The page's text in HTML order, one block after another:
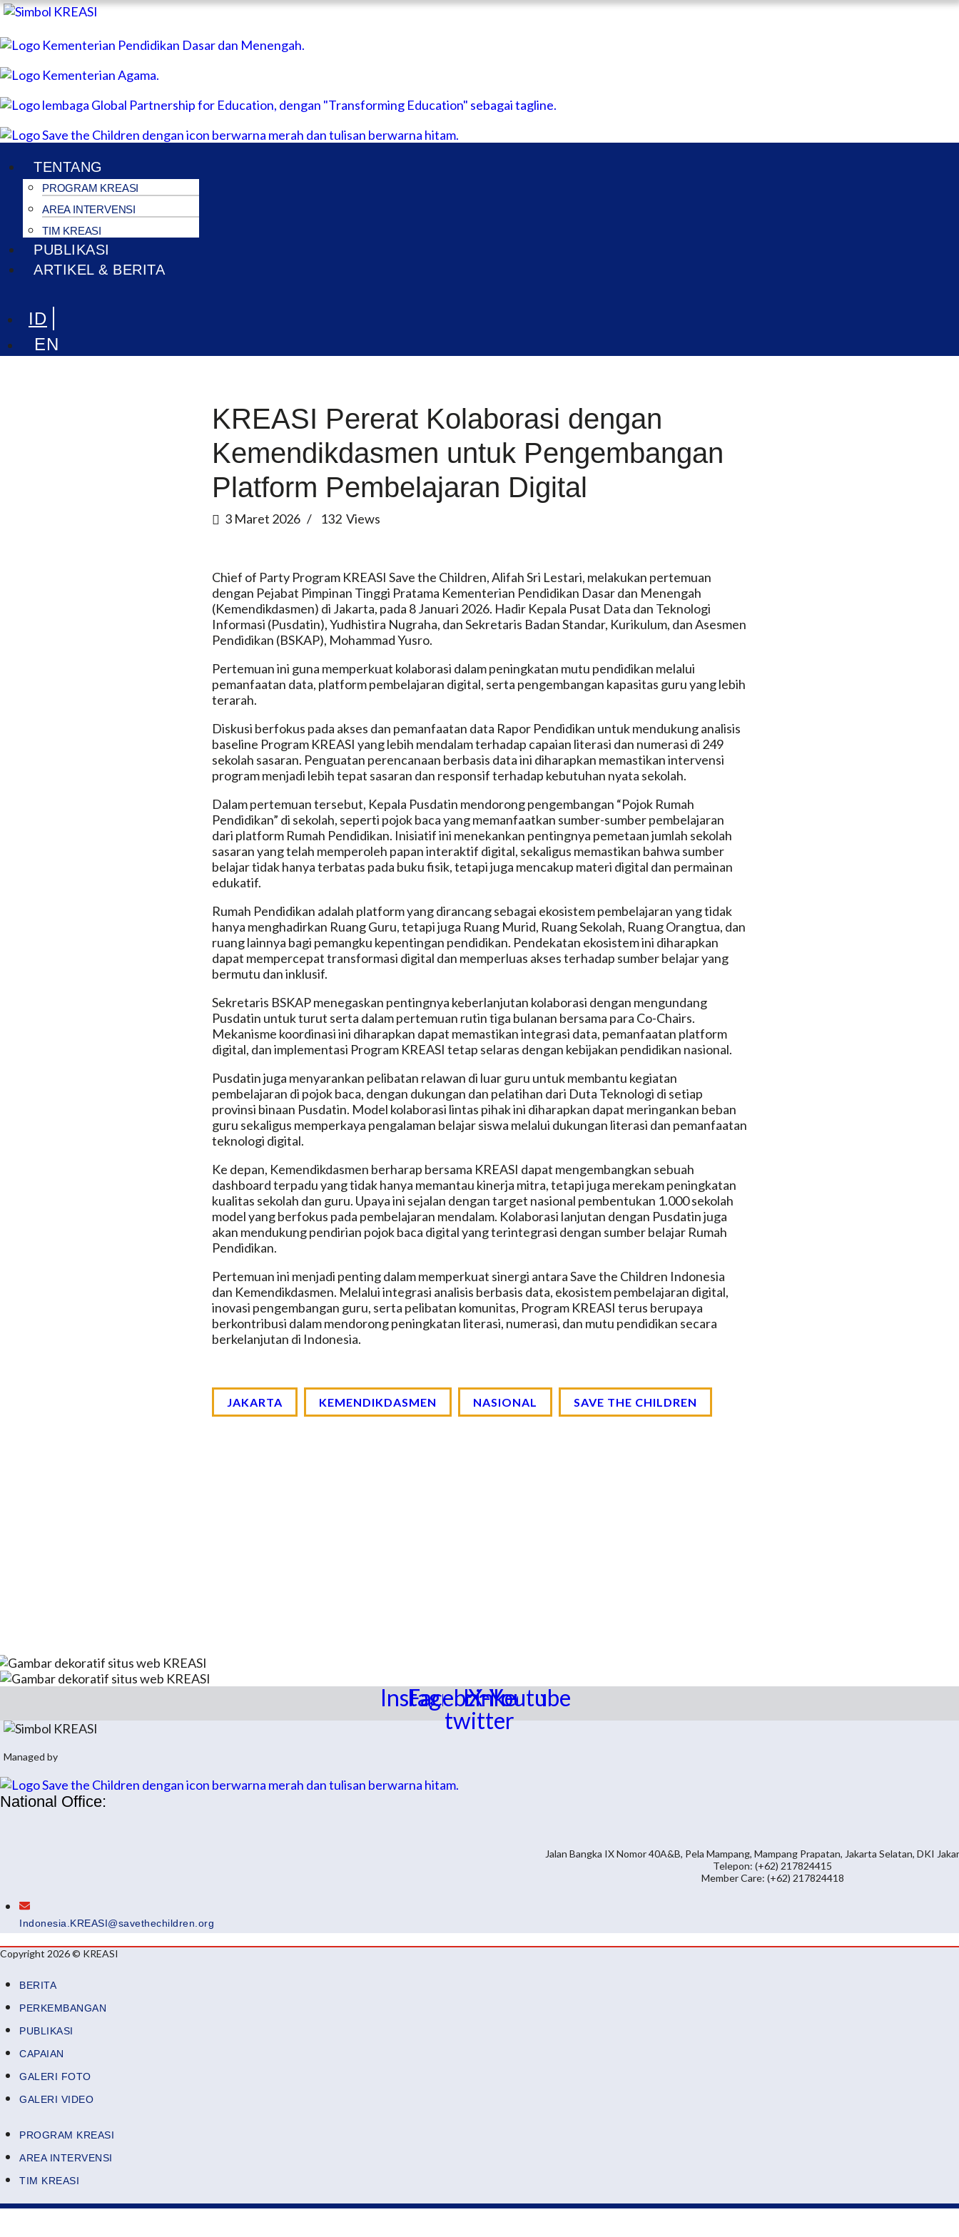
MenuTENTANG
PROGRAM KREASI
AREA INTERVENSI
TIM KREASI
PUBLIKASI
ARTIKEL & BERITA
Menu
ARTIKEL & BERITA
KREASI Pererat Kolaborasi dengan
Kemendikdasmen untuk Pengembangan
Platform Pembelajaran Digital
3 Maret 2026 132 Views
Chief of Party Program KREASI Save the Children, Alifah Sri Lestari, melakukan pertemuan
dengan Pejabat Pimpinan Tinggi Pratama Kementerian Pendidikan Dasar dan Menengah
(Kemendikdasmen) di Jakarta, pada 8 Januari 2026. Hadir Kepala Pusat Data dan Teknologi
Informasi (Pusdatin), Yudhistira Nugraha, dan Sekretaris Badan Standar, Kurikulum, dan Asesmen
Pendidikan (BSKAP), Mohammad Yusro.
Pertemuan ini guna memperkuat kolaborasi dalam peningkatan mutu pendidikan melalui
pemanfaatan data, platform pembelajaran digital, serta pengembangan kapasitas guru yang lebih
terarah.
Diskusi berfokus pada akses dan pemanfaatan data Rapor Pendidikan untuk mendukung analisis
baseline Program KREASI yang lebih mendalam terhadap capaian literasi dan numerasi di 249
sekolah sasaran. Penguatan perencanaan berbasis data ini diharapkan memastikan intervensi
program menjadi lebih tepat sasaran dan responsif terhadap kebutuhan nyata sekolah.
Dalam pertemuan tersebut, Kepala Pusdatin mendorong pengembangan “Pojok Rumah
Pendidikan” di sekolah, seperti pojok baca yang memanfaatkan sumber-sumber pembelajaran
dari platform Rumah Pendidikan. Inisiatif ini menekankan pentingnya pemetaan jumlah sekolah
sasaran yang telah memperoleh papan interaktif digital, sekaligus memastikan bahwa sumber
belajar tidak hanya terbatas pada buku fisik, tetapi juga mencakup materi digital dan permainan
edukatif.
Rumah Pendidikan adalah platform yang dirancang sebagai ekosistem pembelajaran yang tidak
hanya menghadirkan Ruang Guru, tetapi juga Ruang Murid, Ruang Sekolah, Ruang Orangtua, dan
ruang lainnya bagi pemangku kepentingan pendidikan. Pendekatan ekosistem ini diharapkan
dapat mempercepat transformasi digital dan memperluas akses terhadap sumber belajar yang
bermutu dan inklusif.
Sekretaris BSKAP menegaskan pentingnya keberlanjutan kolaborasi dengan mengundang
Pusdatin untuk turut serta dalam pertemuan rutin tiga bulanan bersama para Co-Chairs.
Mekanisme koordinasi ini diharapkan dapat memastikan integrasi data, pemanfaatan platform
digital, dan implementasi Program KREASI tetap selaras dengan kebijakan pendidikan nasional.
Pusdatin juga menyarankan pelibatan relawan di luar guru untuk membantu kegiatan
pembelajaran di pojok baca, dengan dukungan dan pelatihan dari Duta Teknologi di setiap
provinsi binaan Pusdatin. Model kolaborasi lintas pihak ini diharapkan dapat meringankan beban
guru sekaligus memperkaya pengalaman belajar siswa melalui dukungan literasi dan pemanfaatan
teknologi digital.
Ke depan, Kemendikdasmen berharap bersama KREASI dapat mengembangkan sebuah
dashboard terpadu yang tidak hanya memantau kinerja mitra, tetapi juga merekam peningkatan
kualitas sekolah dan guru. Upaya ini sejalan dengan target nasional pembentukan 1.000 sekolah
model yang berfokus pada pembelajaran mendalam. Kolaborasi lanjutan dengan Pusdatin juga
akan mendukung pendirian pojok baca digital yang terintegrasi dengan sumber belajar Rumah
Pendidikan.
Pertemuan ini menjadi penting dalam memperkuat sinergi antara Save the Children Indonesia
dan Kemendikdasmen. Melalui integrasi analisis berbasis data, ekosistem pembelajaran digital,
inovasi pengembangan guru, serta pelibatan komunitas, Program KREASI terus berupaya
berkontribusi dalam mendorong peningkatan literasi, numerasi, dan mutu pendidikan secara
berkelanjutan di Indonesia.
JAKARTA KEMENDIKDASMEN NASIONAL SAVE THE CHILDREN
Instagram
Facebook
X-
twitter
Linkedin
Youtube
Managed by
National Office:
Jalan Bangka IX Nomor 40A&B, Pela Mampang, Mampang Prapatan, Jakarta Selatan, DKI
Telepon: (+62) 217824415
Member Care: (+62) 217824418
Indonesia.KREASI@savethechildren.org
Copyright 2026 © KREASI
BERITA
PERKEMBANGAN
PUBLIKASI
CAPAIAN
GALERI FOTO
GALERI VIDEO
PROGRAM KREASI
AREA INTERVENSI
TIM KREASI